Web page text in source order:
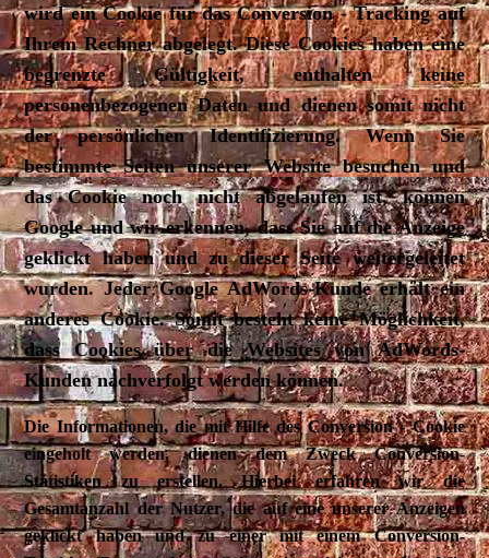
wird ein Cookie für das Conversion - Tracking auf
Ihrem Rechner abgelegt. Diese Cookies haben eine
begrenzte Gültigkeit, enthalten keine
personenbezogenen Daten und dienen somit nicht
der persönlichen Identifizierung. Wenn Sie
bestimmte Seiten unserer Website besuchen und
das Cookie noch nicht abgelaufen ist, können
Google und wir erkennen, dass Sie auf die Anzeige
geklickt haben und zu dieser Seite weitergeleitet
wurden. Jeder Google AdWords-Kunde erhält ein
anderes Cookie. Somit besteht keine Möglichkeit,
dass Cookies über die Websites von AdWords-
Kunden nachverfolgt werden können.
Die Informationen, die mit Hilfe des Conversion - Cookie
eingeholt werden, dienen dem Zweck Conversion-
Statistiken zu erstellen. Hierbei erfahren wir die
Gesamtanzahl der Nutzer, die auf eine unserer Anzeigen
geklickt haben und zu einer mit einem Conversion-